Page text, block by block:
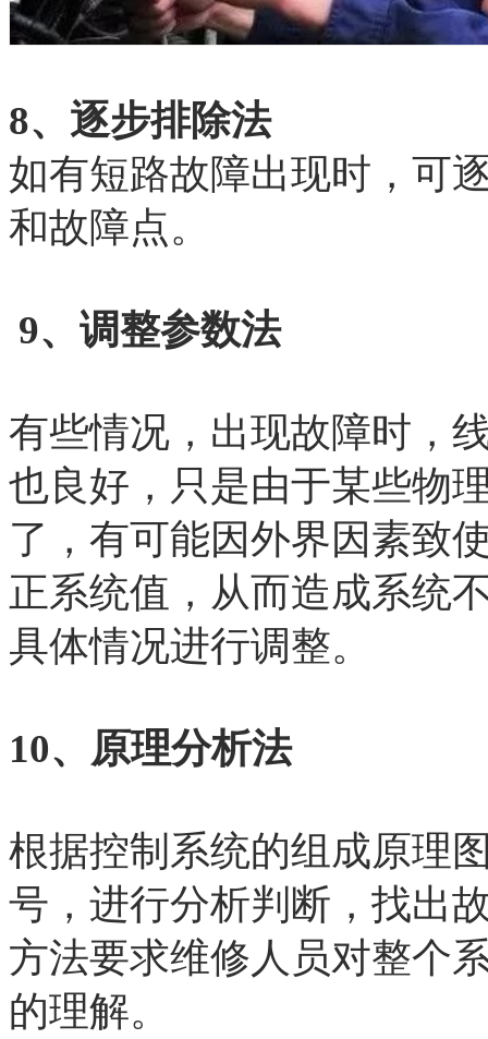
8、逐步排除法
如有短路故障出现时，可
和故障点。
9、调整参数法
有些情况，出现故障时，
也良好，只是由于某些物
了，有可能因外界因素致
正系统值，从而造成系统
具体情况进行调整。
10、原理分析法
根据控制系统的组成原理
号，进行分析判断，找出
方法要求维修人员对整个
的理解。